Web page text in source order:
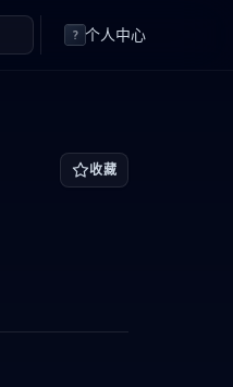
? 个人中心
收藏